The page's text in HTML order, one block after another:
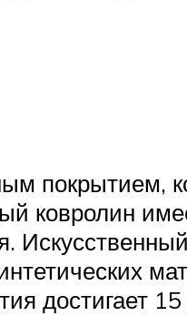
покрытием,
ковролин
достигает 15